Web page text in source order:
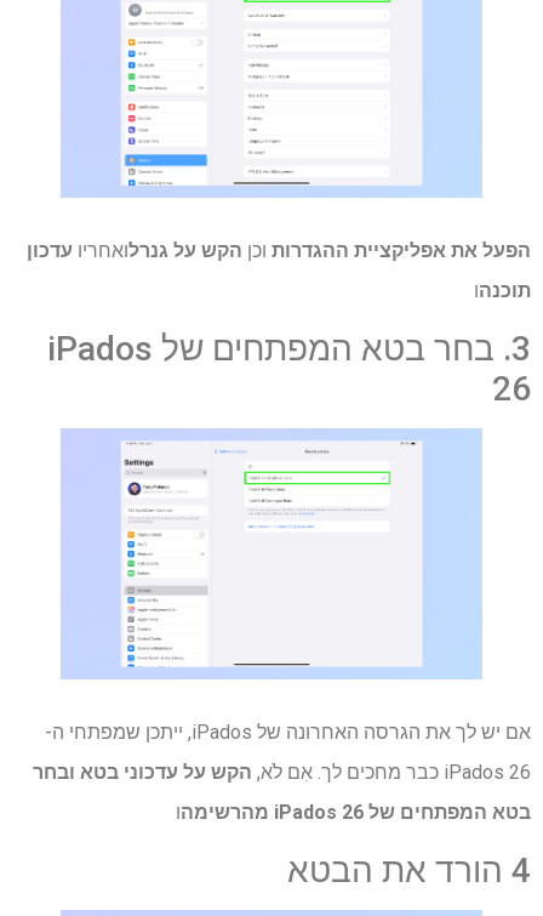
הפעל את אפליקציית ההגדרות וכן הקש על גנרלואחריו עדכון
תוכנהו
3. בחר בטא המפתחים של iPados
26
אם יש לך את הגרסה האחרונה של iPados, ייתכן שמפתחי ה-
iPados 26 כבר מחכים לך. אִם לֹא,
הקש על עדכוני בטא ובחר
בטא המפתחים של iPados 26 מהרשימה
ו
4 הורד את הבטא